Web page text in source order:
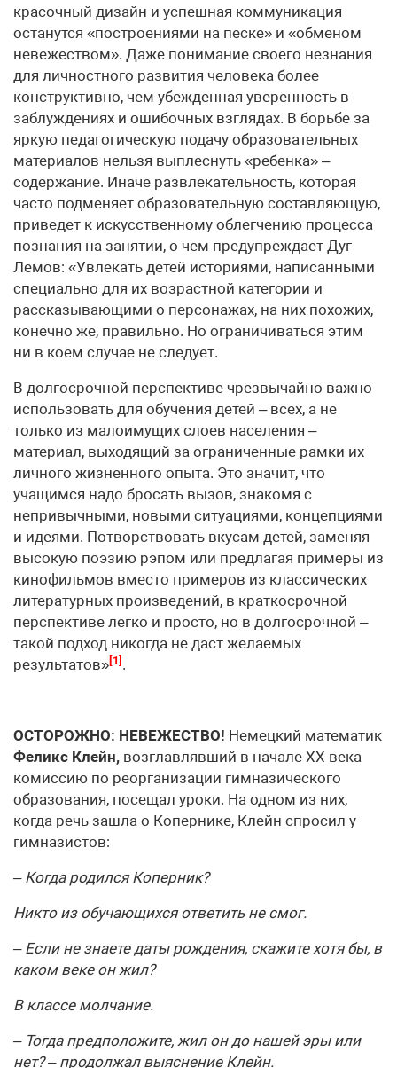
красочный дизайн и успешная коммуникация
останутся «построениями на песке» и «обменом
невежеством». Даже понимание своего незнания
для личностного развития человека более
конструктивно, чем убежденная уверенность в
заблуждениях и ошибочных взглядах. В борьбе за
яркую педагогическую подачу образовательных
материалов нельзя выплеснуть «ребенка» –
содержание. Иначе развлекательность, которая
часто подменяет образовательную составляющую,
приведет к искусственному облегчению процесса
познания на занятии, о чем предупреждает Дуг
Лемов: «Увлекать детей историями, написанными
специально для их возрастной категории и
рассказывающими о персонажах, на них похожих,
конечно же, правильно. Но ограничиваться этим
ни в коем случае не следует.
В долгосрочной перспективе чрезвычайно важно
использовать для обучения детей – всех, а не
только из малоимущих слоев населения –
материал, выходящий за ограниченные рамки их
личного жизненного опыта. Это значит, что
учащимся надо бросать вызов, знакомя с
непривычными, новыми ситуациями, концепциями
и идеями. Потворствовать вкусам детей, заменяя
высокую поэзию рэпом или предлагая примеры из
кинофильмов вместо примеров из классических
литературных произведений, в краткосрочной
перспективе легко и просто, но в долгосрочной –
такой подход никогда не даст желаемых
результатов»[1] .
ОСТОРОЖНО: НЕВЕЖЕСТВО! Немецкий математик
Феликс Клейн, возглавлявший в начале ХХ века
комиссию по реорганизации гимназического
образования, посещал уроки. На одном из них,
когда речь зашла о Копернике, Клейн спросил у
гимназистов:
– Когда родился Коперник?
Никто из обучающихся ответить не смог.
– Если не знаете даты рождения, скажите хотя бы, в
каком веке он жил?
В классе молчание.
– Тогда предположите, жил он до нашей эры или
нет? – продолжал выяснение Клейн.